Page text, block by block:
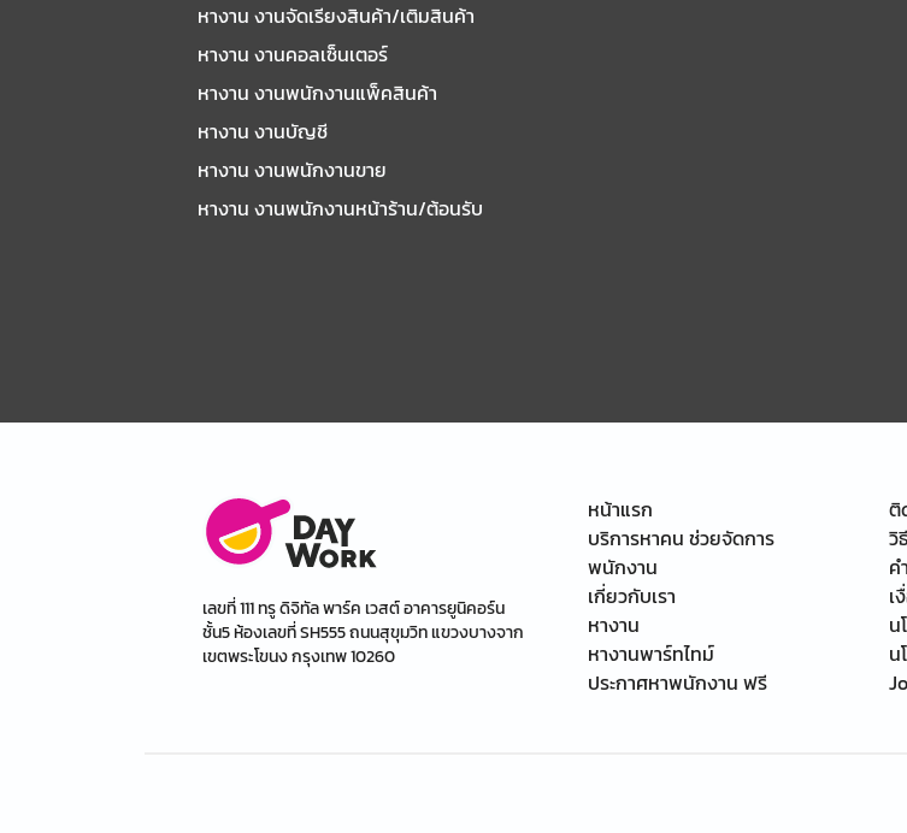
หางาน งานจัดเรียงสินค้า/เติมสินค้า
หางาน งานคอลเซ็นเตอร์
หางาน งานพนักงานแพ็คสินค้า
หางาน งานบัญชี
หางาน งานพนักงานขาย
หางาน งานพนักงานหน้าร้าน/ต้อนรับ
เลขที่ 111 ทรู ดิจิทัล พาร์ค เวสต์ อาคารยูนิคอร์น
ชั้น5 ห้องเลขที่ SH555 ถนนสุขุมวิท แขวงบางจาก
เขตพระโขนง กรุงเทพ 10260
หน้าแรก
บริการหาคน ช่วยจัดการ
พนักงาน
เกี่ยวกับเรา
หางาน
หางานพาร์ทไทม์
ประกาศหาพนักงาน ฟรี
ติ
วิ
ค
เ
น
น